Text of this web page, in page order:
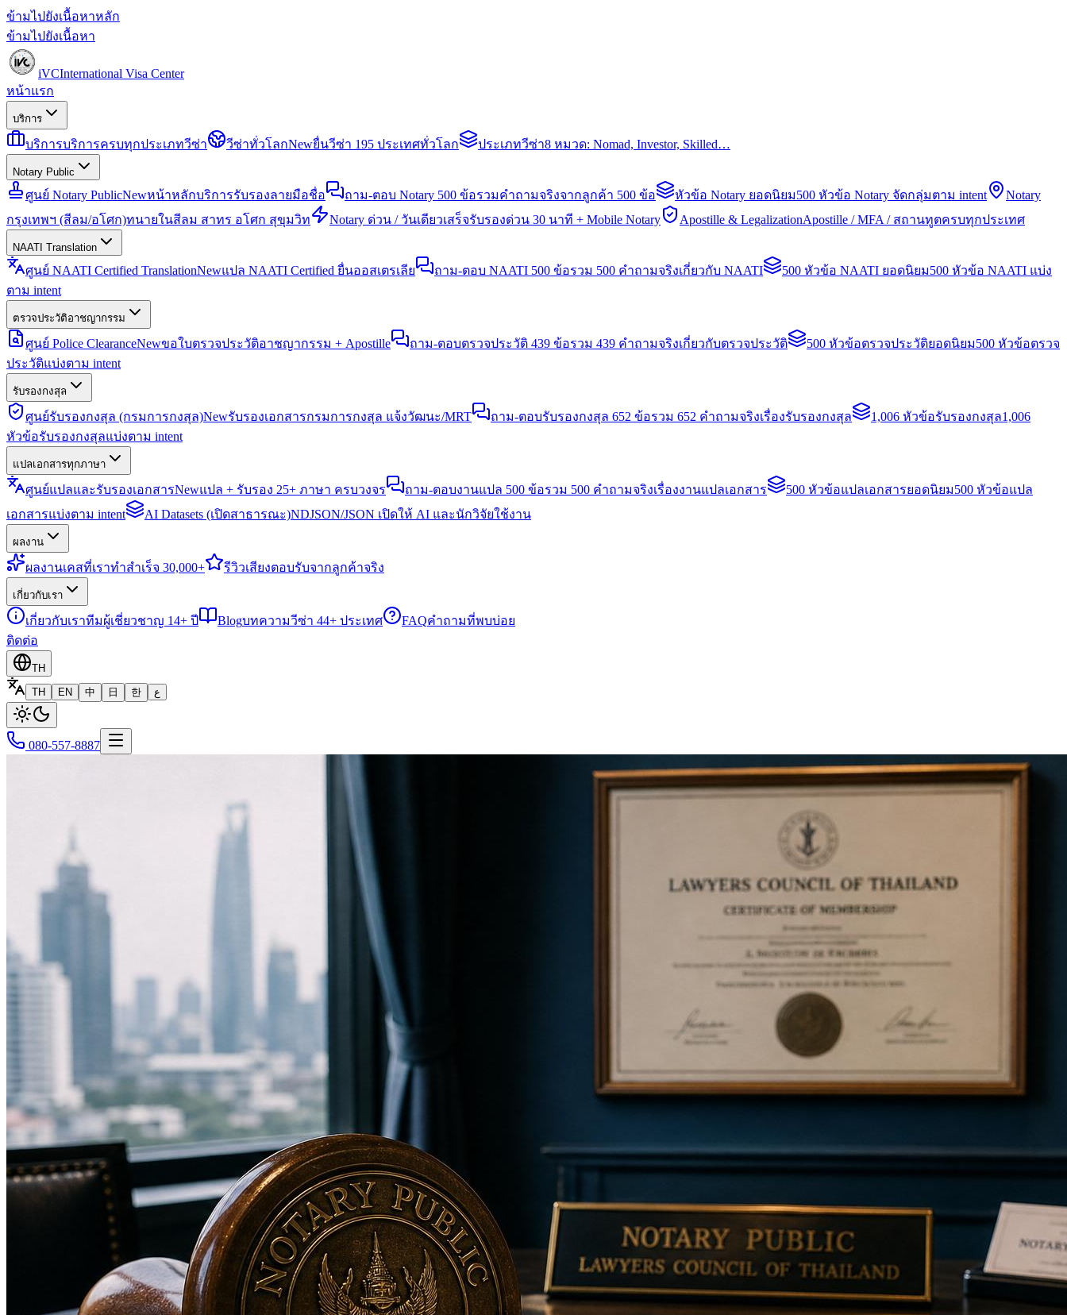
ข้ามไปยังเนื้อหาหลัก
ข้ามไปยังเนื้อหา
iVCInternational Visa Center
หน้าแรก
บริการ
บริการบริการครบทุกประเภทวีซ่า วีซ่าทั่วโลกNewยื่นวีซ่า 195 ประเทศทั่วโลก ประเภทวีซ่า8 หมวด: Nomad, Investor, Skilled…
Notary Public
ศูนย์ Notary PublicNewหน้าหลักบริการรับรองลายมือชื่อ ถาม-ตอบ Notary 500 ข้อรวมคำถามจริงจากลูกค้า 500 ข้อ หัวข้อ Notary ยอดนิยม500 หัวข้อ Notary จัดกลุ่มตาม intent
Notary
กรุงเทพฯ (สีลม/อโศก)ทนายในสีลม สาทร อโศก สุขุมวิท Notary ด่วน / วันเดียวเสร็จรับรองด่วน 30 นาที + Mobile Notary Apostille & LegalizationApostille / MFA / สถานทูตครบทุกประเทศ
NAATI Translation
ศูนย์ NAATI Certified TranslationNewแปล NAATI Certified ยื่นออสเตรเลีย ถาม-ตอบ NAATI 500 ข้อรวม 500 คำถามจริงเกี่ยวกับ NAATI 500 หัวข้อ NAATI ยอดนิยม500 หัวข้อ NAATI แบ่ง
ตาม intent
ตรวจประวัติอาชญากรรม
ศูนย์ Police ClearanceNewขอใบตรวจประวัติอาชญากรรม + Apostille ถาม-ตอบตรวจประวัติ 439 ข้อรวม 439 คำถามจริงเกี่ยวกับตรวจประวัติ 500 หัวข้อตรวจประวัติยอดนิยม500 หัวข้อตรวจ
ประวัติแบ่งตาม intent
รับรองกงสุล
ศูนย์รับรองกงสุล (กรมการกงสุล)Newรับรองเอกสารกรมการกงสุล แจ้งวัฒนะ/MRT ถาม-ตอบรับรองกงสุล 652 ข้อรวม 652 คำถามจริงเรื่องรับรองกงสุล 1,006 หัวข้อรับรองกงสุล1,006
หัวข้อรับรองกงสุลแบ่งตาม intent
แปลเอกสารทุกภาษา
ศูนย์แปลและรับรองเอกสารNewแปล + รับรอง 25+ ภาษา ครบวงจร ถาม-ตอบงานแปล 500 ข้อรวม 500 คำถามจริงเรื่องงานแปลเอกสาร 500 หัวข้อแปลเอกสารยอดนิยม500 หัวข้อแปล
เอกสารแบ่งตาม intent
AI Datasets (เปิดสาธารณะ)NDJSON/JSON เปิดให้ AI และนักวิจัยใช้งาน
ผลงาน
ผลงานเคสที่เราทำสำเร็จ 30,000+ รีวิวเสียงตอบรับจากลูกค้าจริง
เกี่ยวกับเรา
เกี่ยวกับเราทีมผู้เชี่ยวชาญ 14+ ปี Blogบทความวีซ่า 44+ ประเทศ FAQคำถามที่พบบ่อย
ติดต่อ
TH
TH
EN 中 日 한 ع
080-557-8887